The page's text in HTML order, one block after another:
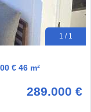
1 / 1
€ 46 m²
289.000 €